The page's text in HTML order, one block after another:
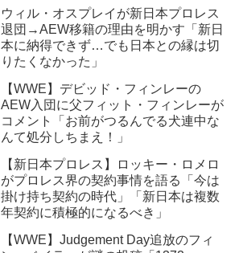
ウィル・オスプレイが新日本プロレス
退団→AEW移籍の理由を明かす「新日
本に納得できず…でも日本との縁は切
りたくなかった」
【WWE】デビッド・フィンレーの
AEW入団に父フィット・フィンレーが
コメント「お前がつるんでる犬連中な
んて処分しちまえ！」
【新日本プロレス】ロッキー・ロメロ
がプロレス界の契約事情を語る「今は
掛け持ち契約の時代」「新日本は複数
年契約に積極的になるべき」
【WWE】Judgement Day追放のフィ